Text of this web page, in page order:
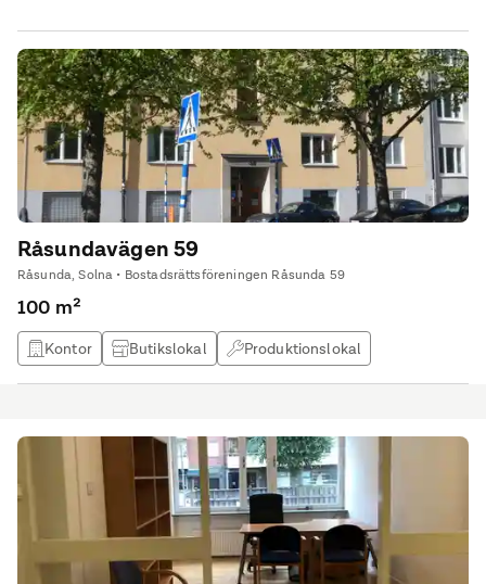
Råsundavägen 59
Råsunda, Solna • Bostadsrättsföreningen Råsunda 59
100 m²
Kontor Butikslokal
Produktionslokal
Övrig lokal